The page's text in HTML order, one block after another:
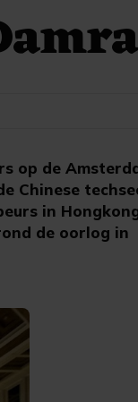
op de
Chinese
in
de oorlog in